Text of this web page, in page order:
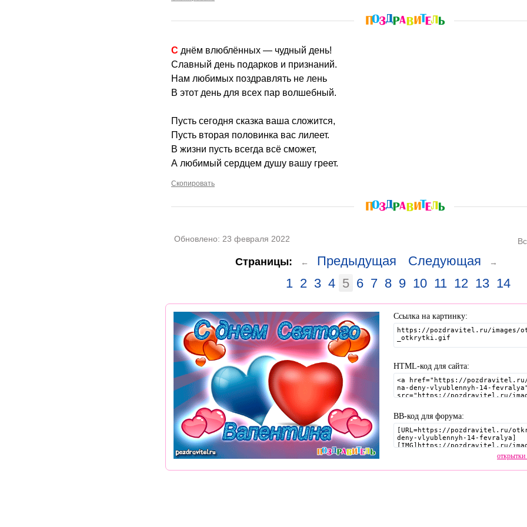
С днём влюблённых — чудный день!
Славный день подарков и признаний.
Нам любимых поздравлять не лень
В этот день для всех пар волшебный.
Пусть сегодня сказка ваша сложится,
Пусть вторая половинка вас лилеет.
В жизни пусть всегда всё сможет,
А любимый сердцем душу вашу греет.
Скопировать
Обновлено: 23 февраля 2022
Страницы: ← Предыдущая Следующая →
1 2 3 4 5 6 7 8 9 10 11 12 13 14
Ссылка на картинку:
HTML-код для сайта:
BB-код для форума: